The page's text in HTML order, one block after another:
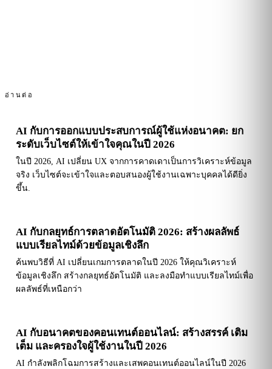
อ่านต่อ
AI กับการออกแบบประสบการณ์ผู้ใช้แห่งอนาคต: ยก
ระดับเว็บไซต์ให้เข้าใจคุณในปี 2026
ในปี 2026, AI เปลี่ยน UX จากการคาดเดาเป็นการวิเคราะห์ข้อมูล
จริง เว็บไซต์จะเข้าใจและตอบสนองผู้ใช้งานเฉพาะบุคคลได้ดียิ่ง
ขึ้น.
AI กับกลยุทธ์การตลาดอัตโนมัติ 2026: สร้างผลลัพธ์
แบบเรียลไทม์ด้วยข้อมูลเชิงลึก
ค้นพบวิธีที่ AI เปลี่ยนเกมการตลาดในปี 2026 ให้คุณวิเคราะห์
ข้อมูลเชิงลึก สร้างกลยุทธ์อัตโนมัติ และลงมือทำแบบเรียลไทม์เพื่อ
ผลลัพธ์ที่เหนือกว่า
AI กับอนาคตของคอนเทนต์ออนไลน์: สร้างสรรค์ เติม
เต็ม และครองใจผู้ใช้งานในปี 2026
AI กำลังพลิกโฉมการสร้างและเสพคอนเทนต์ออนไลน์ในปี 2026